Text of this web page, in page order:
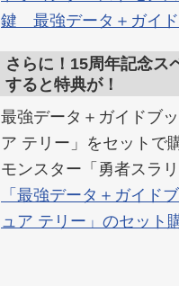
鍵 最強データ＋ガイ
さらに！15周年記念ス
すると特典が！
最強データ＋ガイドブ
ア テリー」をセットで
モンスター「勇者スラ
「最強データ＋ガイド
ュア テリー」のセット